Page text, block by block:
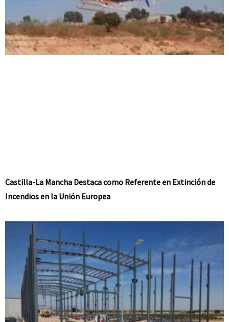
Castilla-La Mancha Destaca como Referente en Extinción de
Incendios en la Unión Europea